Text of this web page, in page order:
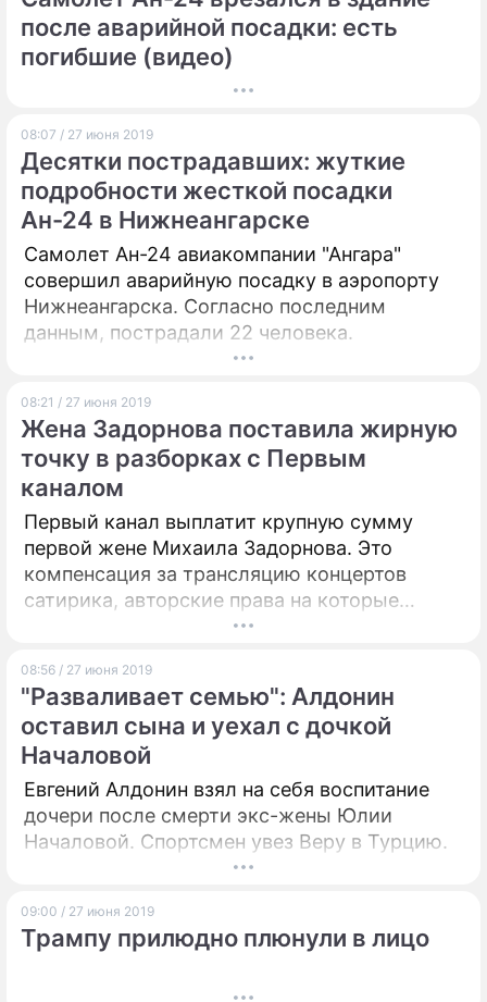
после аварийной посадки: есть
погибшие (видео)
08:07 / 27 июня 2019
Десятки пострадавших: жуткие
подробности жесткой посадки
Ан-24 в Нижнеангарске
Самолет Ан-24 авиакомпании "Ангара"
совершил аварийную посадку в аэропорту
Нижнеангарска. Согласно последним
данным, пострадали 22 человека.
08:21 / 27 июня 2019
Жена Задорнова поставила жирную
точку в разборках с Первым
каналом
Первый канал выплатит крупную сумму
первой жене Михаила Задорнова. Это
компенсация за трансляцию концертов
сатирика, авторские права на которые
принадлежат его экс-супруге.
08:56 / 27 июня 2019
"Разваливает семью": Алдонин
оставил сына и уехал с дочкой
Началовой
Евгений Алдонин взял на себя воспитание
дочери после смерти экс-жены Юлии
Началовой. Спортсмен увез Веру в Турцию.
09:00 / 27 июня 2019
Трампу прилюдно плюнули в лицо